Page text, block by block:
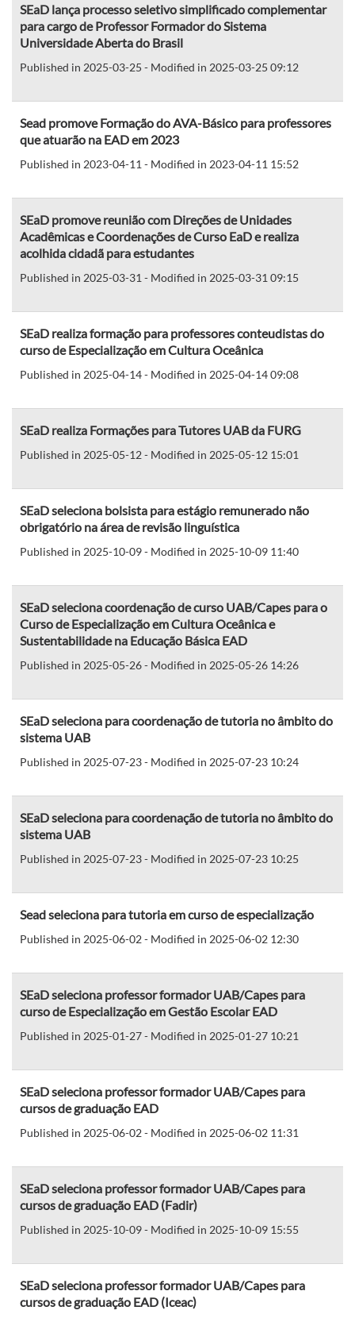
SEaD lança processo seletivo simplificado complementar
para cargo de Professor Formador do Sistema
Universidade Aberta do Brasil
Published in 2025-03-25 - Modified in 2025-03-25 09:12
Sead promove Formação do AVA-Básico para professores
que atuarão na EAD em 2023
Published in 2023-04-11 - Modified in 2023-04-11 15:52
SEaD promove reunião com Direções de Unidades
Acadêmicas e Coordenações de Curso EaD e realiza
acolhida cidadã para estudantes
Published in 2025-03-31 - Modified in 2025-03-31 09:15
SEaD realiza formação para professores conteudistas do
curso de Especialização em Cultura Oceânica
Published in 2025-04-14 - Modified in 2025-04-14 09:08
SEaD realiza Formações para Tutores UAB da FURG
Published in 2025-05-12 - Modified in 2025-05-12 15:01
SEaD seleciona bolsista para estágio remunerado não
obrigatório na área de revisão linguística
Published in 2025-10-09 - Modified in 2025-10-09 11:40
SEaD seleciona coordenação de curso UAB/Capes para o
Curso de Especialização em Cultura Oceânica e
Sustentabilidade na Educação Básica EAD
Published in 2025-05-26 - Modified in 2025-05-26 14:26
SEaD seleciona para coordenação de tutoria no âmbito do
sistema UAB
Published in 2025-07-23 - Modified in 2025-07-23 10:24
SEaD seleciona para coordenação de tutoria no âmbito do
sistema UAB
Published in 2025-07-23 - Modified in 2025-07-23 10:25
Sead seleciona para tutoria em curso de especialização
Published in 2025-06-02 - Modified in 2025-06-02 12:30
SEaD seleciona professor formador UAB/Capes para
curso de Especialização em Gestão Escolar EAD
Published in 2025-01-27 - Modified in 2025-01-27 10:21
SEaD seleciona professor formador UAB/Capes para
cursos de graduação EAD
Published in 2025-06-02 - Modified in 2025-06-02 11:31
SEaD seleciona professor formador UAB/Capes para
cursos de graduação EAD (Fadir)
Published in 2025-10-09 - Modified in 2025-10-09 15:55
SEaD seleciona professor formador UAB/Capes para
cursos de graduação EAD (Iceac)